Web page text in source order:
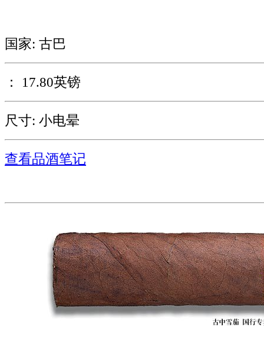
国家: 古巴
： 17.80英镑
尺寸: 小电晕
查看品酒笔记